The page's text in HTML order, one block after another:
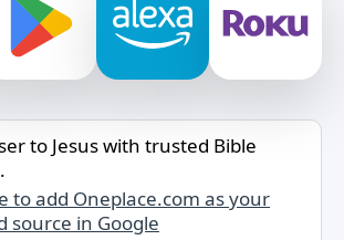
to Jesus with trusted Bible
to add Oneplace.com as your
source in Google